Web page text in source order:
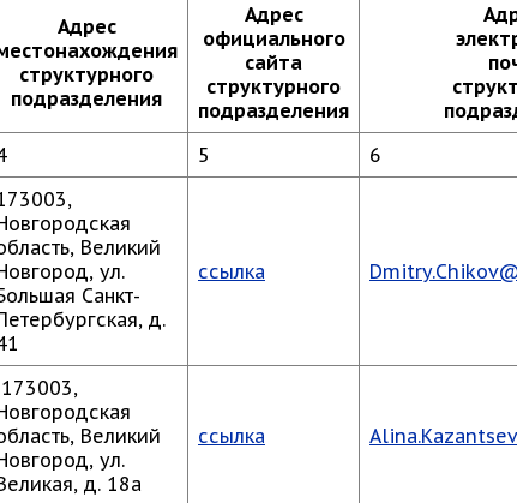
Адрес
структурного
подразделения
Адрес
официального
сайта
структурного
подразделения
5 6
Великий
ул.
Санкт-
д.
ссылка
173003,
Великий
ул.
д. 18а
ссылка